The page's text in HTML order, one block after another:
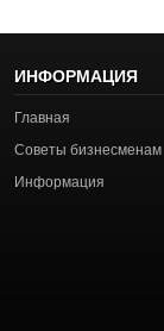
ИНФОРМАЦИЯ
Главная
Советы бизнесменам
Информация